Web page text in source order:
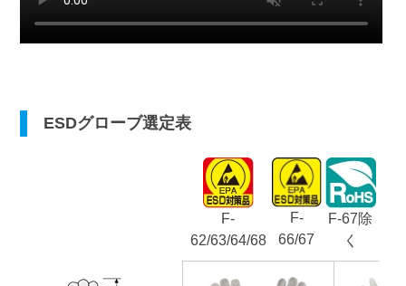
ESDグローブ選定表
F-
62/63/64/68
F-
66/67
F-67除
く